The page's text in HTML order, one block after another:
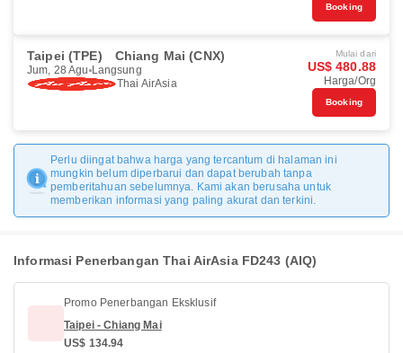
Booking
Taipei (TPE) Chiang Mai (CNX)
Jum, 28 Agu Langsung
Thai AirAsia
Mulai dari
US$ 480.88
Harga/Org
Booking
Perlu diingat bahwa harga yang tercantum di halaman ini
mungkin belum diperbarui dan dapat berubah tanpa
pemberitahuan sebelumnya. Kami akan berusaha untuk
memberikan informasi yang paling akurat dan terkini.
Informasi Penerbangan Thai AirAsia FD243 (AIQ)
Promo Penerbangan Eksklusif
Taipei - Chiang Mai
US$ 134.94